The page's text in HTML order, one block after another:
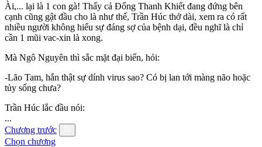
Ài,... lại là 1 con gà! Thấy cả Đổng Thanh Khiết đang đứng bên
cạnh cũng gật đầu cho là như thế, Trần Húc thở dài, xem ra có rất
nhiều người không hiểu sự đáng sợ của bệnh dại, đều nghĩ là chỉ
cần 1 mũi vac-xin là xong.
Mà Ngô Nguyên thì sắc mặt đại biến, hỏi:
-Lão Tam, hắn thật sự dính virus sao? Có bị lan tới màng não hoặc
tủy sống chưa?
Trần Húc lắc đầu nói:
...
Chương trước
Chọn chương